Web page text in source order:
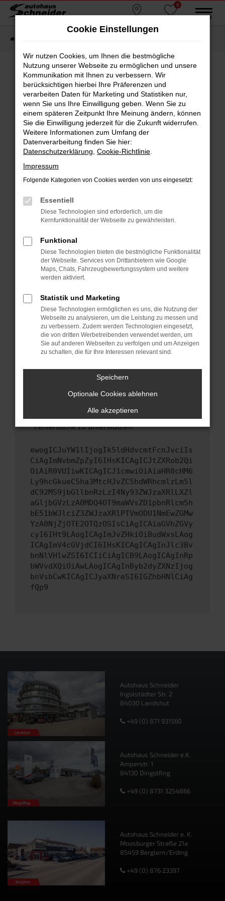
Zum
0
MENÜ
Fehler: Network Error
Beim Laden ist ein Fehler aufgetreten.
Hier sind ein paar Tipps, die dir helfen können:
Überprüfe deine Firewall und deine
Internetverbindung.
Laden andere Webseiten, zum Beispiel deine
Suchmaschine?
Prüfe deine Browsererweiterungen.
können das Laden bestimmter Seiten
verhindern. Funktioniert die Seite in einem
Fenster?
Starte dein Gerät neu.
Das kann manchmal helfen, vorübergehende
Probleme zu beheben.
Betriebssystem auf dem neuesten Stand
sind.
Veraltete Software birgt nicht nur ein
Sicherheitsrisiko, sondern kann auch dazu
führen, dass bestimmte Funktionen nicht mehr
unterstützt werden.
Wende dich an den Webseitenbetreiber.
Wenn du alle oben genannten Schritte versucht
hast, kontaktiere uns bitte. Wir werden
uns diesen Text schicken, um uns bei der
Fehlersuche zu unterstützen:
ewogICJuYW1lIjogIk5ldHdvcmtFcnJvciIs
CiAgImNvbmZpZyI6IHsKICAgICJtZXRob2Qi
OiAiR0VUIiwKICAgICJ1cmwiOiAiaHR0cHM6
Ly9hcGkueC5ha3MtcHJvZC5hdWRhcmlzLm5l
dC92MS9jbGllbnRzLzI4Ny93ZWJzaXRlLXZl
aGljbGVzLzA0MDQ4OT9maWVsZD1pbnRlcm5h
bE51bWJlciZ3ZWJzaXRlPTVmODU1NmEwZGMw
YzA0NjZjOTE2OTQzOSIsCiAgICAiaGVhZGVy
cyI6IHt9LAogICAgImJvZHkiOiBudWxsLAog
ICAgImV4cGVjdCI6IHsKICAgICAgInJlc3Bv
bnNlVHlwZSI6ICIiCiAgICB9LAogICAgInRp
bWVvdXQiOiAwLAogICAgInByb2dyZXNzIjog
bnVsbCwKICAgICJyaXNreSI6IGZhbHNlCiAg
fQp9
Autohaus Schneider
Ingolstädter Str. 2
84030 Landshut
+49 (0) 871 931560
Autohaus Schneider e.K.
Amperstr. 1
84130 Dingolfing
+49 (0) 8731 3254866
Autohaus Schneider e. K.
Moosburger Straße 21a
85459 Berglern/Erding
+49 (0) 876 23397
Cookie Einstellungen
Wir nutzen Cookies, um Ihnen die bestmögliche
Nutzung unserer Webseite zu ermöglichen und unsere
Kommunikation mit Ihnen zu verbessern. Wir
berücksichtigen hierbei Ihre Präferenzen und
verarbeiten Daten für Marketing und Statistiken nur,
wenn Sie uns Ihre Einwilligung geben. Wenn Sie zu
einem späteren Zeitpunkt Ihre Meinung ändern, können
Sie die Einwilligung jederzeit für die Zukunft widerrufen.
Weitere Informationen zum Umfang der
Datenverarbeitung finden Sie hier:
Datenschutzerklärung Cookie-Richtlinie
Impressum
Folgende Kategorien von Cookies werden von uns eingesetzt:
Essentiell
Diese Technologien sind erforderlich, um die
Kernfunktionalität der Webseite zu gewährleisten.
Funktional
Diese Technologien bieten die bestmögliche Funktionalität
der Webseite. Services von Drittanbietern wie Google
Maps, Chats, Fahrzeugbewertungssystem und weitere
werden aktiviert.
Statistik und Marketing
Diese Technologien ermöglichen es uns, die Nutzung der
Webseite zu analysieren, um die Leistung zu messen und
zu verbessern. Zudem werden Technologien eingesetzt,
die von dritten Werbetreibenden verwendet werden, um
Sie auf anderen Webseiten zu verfolgen und um Anzeigen
zu schalten, die für Ihre Interessen relevant sind.
Speichern
Optionale Cookies ablehnen
Alle akzeptieren